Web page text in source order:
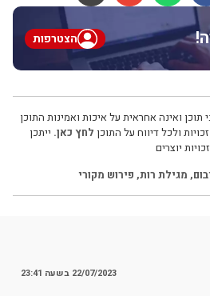
הצטרפות
ואינה אחראית על איכות ואמינות התוכן
ולכל דיווח על התוכן לחץ כאן. ייתכן
יוצרים
, מגילת רות, פירוש מקורי
22/07/2023 בשעה 23:41